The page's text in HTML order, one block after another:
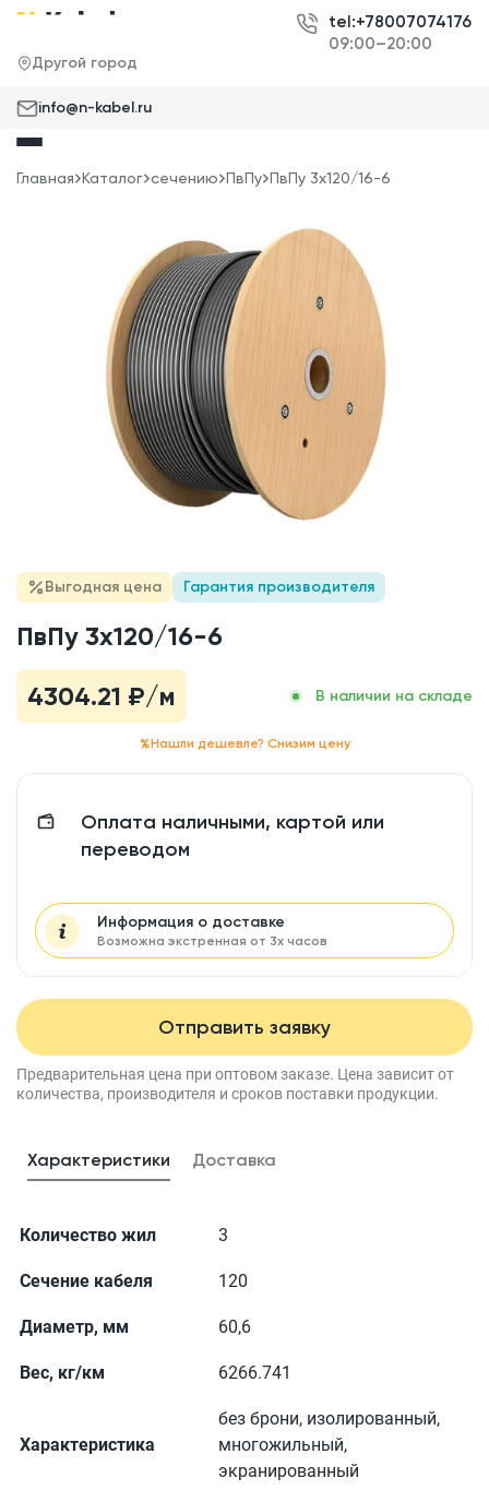
Другой город
tel:+78007074176
09:00–20:00
info@n-kabel.ru
Главная Каталог сечению ПвПу ПвПу 3x120/16-6
Выгодная цена Гарантия производителя
ПвПу 3x120/16-6
4304.21 ₽/м В наличии на складе
Нашли дешевле? Снизим цену
Отправить заявку
Предварительная цена при оптовом заказе. Цена зависит от
количества, производителя и сроков поставки продукции.
Оплата наличными, картой или
переводом
Информация о доставке
Возможна экстренная от 3х часов
Характеристики Доставка
Количество жил 3
Сечение кабеля 120
Диаметр, мм 60,6
Вес, кг/км 6266.741
Характеристика
без брони, изолированный,
многожильный,
экранированный